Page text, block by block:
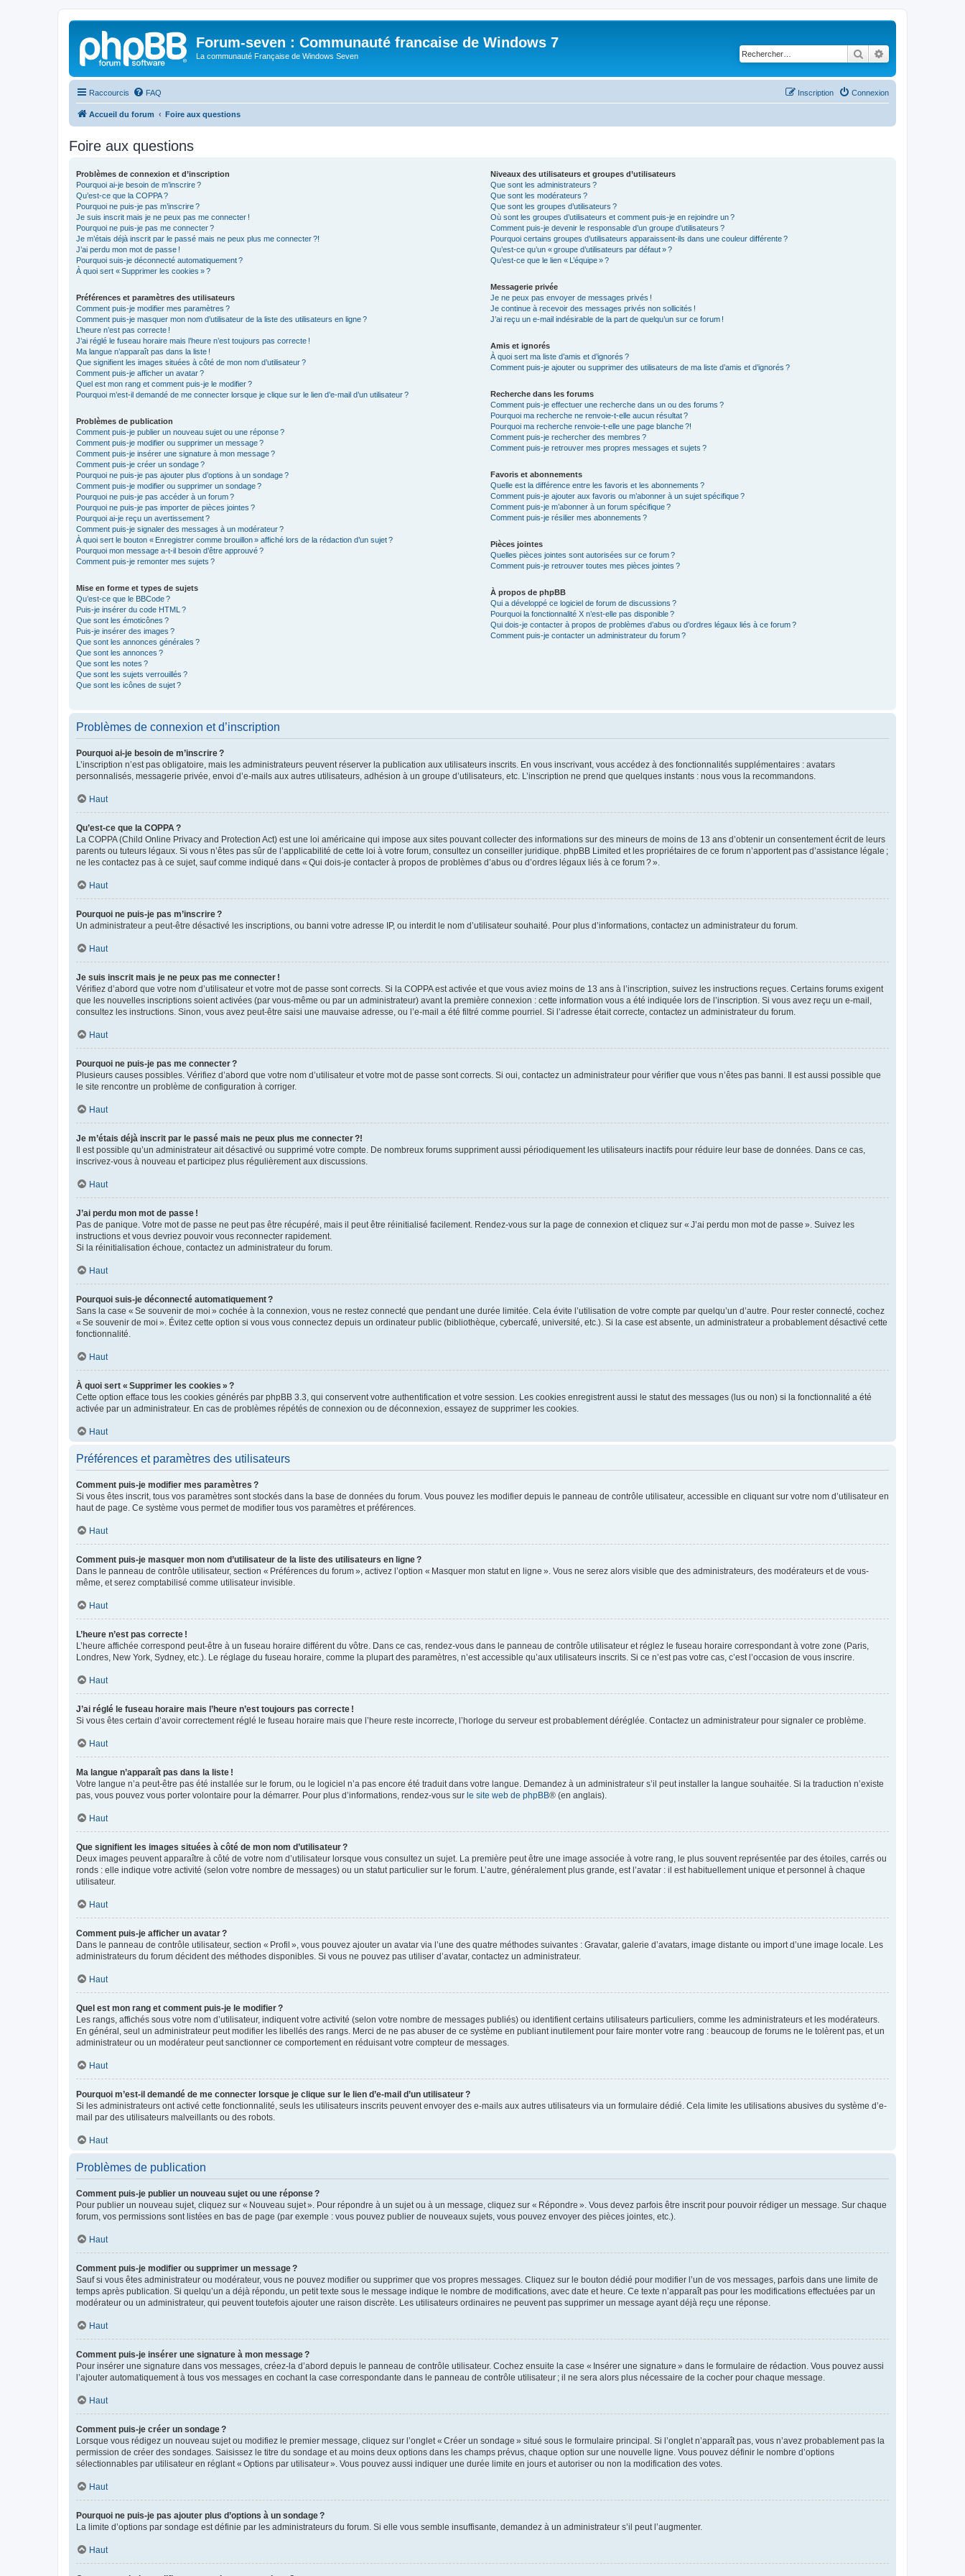
Forum-seven : Communauté francaise de Windows 7
La communauté Française de Windows Seven Rechercher
Raccourcis FAQ Connexion
Inscription
Accueil du forum Foire aux questions
Foire aux questions
Problèmes de connexion et d’inscription
Pourquoi ai-je besoin de m’inscrire ?
Qu’est-ce que la COPPA ?
Pourquoi ne puis-je pas m’inscrire ?
Je suis inscrit mais je ne peux pas me connecter !
Pourquoi ne puis-je pas me connecter ?
Je m’étais déjà inscrit par le passé mais ne peux plus me connecter ?!
J’ai perdu mon mot de passe !
Pourquoi suis-je déconnecté automatiquement ?
À quoi sert « Supprimer les cookies » ?
Préférences et paramètres des utilisateurs
Comment puis-je modifier mes paramètres ?
Comment puis-je masquer mon nom d’utilisateur de la liste des utilisateurs en ligne ?
L’heure n’est pas correcte !
J’ai réglé le fuseau horaire mais l’heure n’est toujours pas correcte !
Ma langue n’apparaît pas dans la liste !
Que signifient les images situées à côté de mon nom d’utilisateur ?
Comment puis-je afficher un avatar ?
Quel est mon rang et comment puis-je le modifier ?
Pourquoi m’est-il demandé de me connecter lorsque je clique sur le lien d’e-mail d’un utilisateur ?
Problèmes de publication
Comment puis-je publier un nouveau sujet ou une réponse ?
Comment puis-je modifier ou supprimer un message ?
Comment puis-je insérer une signature à mon message ?
Comment puis-je créer un sondage ?
Pourquoi ne puis-je pas ajouter plus d’options à un sondage ?
Comment puis-je modifier ou supprimer un sondage ?
Pourquoi ne puis-je pas accéder à un forum ?
Pourquoi ne puis-je pas importer de pièces jointes ?
Pourquoi ai-je reçu un avertissement ?
Comment puis-je signaler des messages à un modérateur ?
À quoi sert le bouton « Enregistrer comme brouillon » affiché lors de la rédaction d’un sujet ?
Pourquoi mon message a-t-il besoin d’être approuvé ?
Comment puis-je remonter mes sujets ?
Mise en forme et types de sujets
Qu’est-ce que le BBCode ?
Puis-je insérer du code HTML ?
Que sont les émoticônes ?
Puis-je insérer des images ?
Que sont les annonces générales ?
Que sont les annonces ?
Que sont les notes ?
Que sont les sujets verrouillés ?
Que sont les icônes de sujet ?
Niveaux des utilisateurs et groupes d’utilisateurs
Que sont les administrateurs ?
Que sont les modérateurs ?
Que sont les groupes d’utilisateurs ?
Où sont les groupes d’utilisateurs et comment puis-je en rejoindre un ?
Comment puis-je devenir le responsable d’un groupe d’utilisateurs ?
Pourquoi certains groupes d’utilisateurs apparaissent-ils dans une couleur différente ?
Qu’est-ce qu’un « groupe d’utilisateurs par défaut » ?
Qu’est-ce que le lien « L’équipe » ?
Messagerie privée
Je ne peux pas envoyer de messages privés !
Je continue à recevoir des messages privés non sollicités !
J’ai reçu un e-mail indésirable de la part de quelqu’un sur ce forum !
Amis et ignorés
À quoi sert ma liste d’amis et d’ignorés ?
Comment puis-je ajouter ou supprimer des utilisateurs de ma liste d’amis et d’ignorés ?
Recherche dans les forums
Comment puis-je effectuer une recherche dans un ou des forums ?
Pourquoi ma recherche ne renvoie-t-elle aucun résultat ?
Pourquoi ma recherche renvoie-t-elle une page blanche ?!
Comment puis-je rechercher des membres ?
Comment puis-je retrouver mes propres messages et sujets ?
Favoris et abonnements
Quelle est la différence entre les favoris et les abonnements ?
Comment puis-je ajouter aux favoris ou m’abonner à un sujet spécifique ?
Comment puis-je m’abonner à un forum spécifique ?
Comment puis-je résilier mes abonnements ?
Pièces jointes
Quelles pièces jointes sont autorisées sur ce forum ?
Comment puis-je retrouver toutes mes pièces jointes ?
À propos de phpBB
Qui a développé ce logiciel de forum de discussions ?
Pourquoi la fonctionnalité X n’est-elle pas disponible ?
Qui dois-je contacter à propos de problèmes d’abus ou d’ordres légaux liés à ce forum ?
Comment puis-je contacter un administrateur du forum ?
Problèmes de connexion et d’inscription
Pourquoi ai-je besoin de m’inscrire ?
L’inscription n’est pas obligatoire, mais les administrateurs peuvent réserver la publication aux utilisateurs inscrits. En vous inscrivant, vous accédez à des fonctionnalités supplémentaires : avatars
personnalisés, messagerie privée, envoi d’e-mails aux autres utilisateurs, adhésion à un groupe d’utilisateurs, etc. L’inscription ne prend que quelques instants : nous vous la recommandons.
Haut
Qu’est-ce que la COPPA ?
La COPPA (Child Online Privacy and Protection Act) est une loi américaine qui impose aux sites pouvant collecter des informations sur des mineurs de moins de 13 ans d’obtenir un consentement écrit de leurs
parents ou tuteurs légaux. Si vous n’êtes pas sûr de l’applicabilité de cette loi à votre forum, consultez un conseiller juridique. phpBB Limited et les propriétaires de ce forum n’apportent pas d’assistance légale ;
ne les contactez pas à ce sujet, sauf comme indiqué dans « Qui dois-je contacter à propos de problèmes d’abus ou d’ordres légaux liés à ce forum ? ».
Haut
Pourquoi ne puis-je pas m’inscrire ?
Un administrateur a peut-être désactivé les inscriptions, ou banni votre adresse IP, ou interdit le nom d’utilisateur souhaité. Pour plus d’informations, contactez un administrateur du forum.
Haut
Je suis inscrit mais je ne peux pas me connecter !
Vérifiez d’abord que votre nom d’utilisateur et votre mot de passe sont corrects. Si la COPPA est activée et que vous aviez moins de 13 ans à l’inscription, suivez les instructions reçues. Certains forums exigent
que les nouvelles inscriptions soient activées (par vous-même ou par un administrateur) avant la première connexion : cette information vous a été indiquée lors de l’inscription. Si vous avez reçu un e-mail,
consultez les instructions. Sinon, vous avez peut-être saisi une mauvaise adresse, ou l’e-mail a été filtré comme pourriel. Si l’adresse était correcte, contactez un administrateur du forum.
Haut
Pourquoi ne puis-je pas me connecter ?
Plusieurs causes possibles. Vérifiez d’abord que votre nom d’utilisateur et votre mot de passe sont corrects. Si oui, contactez un administrateur pour vérifier que vous n’êtes pas banni. Il est aussi possible que
le site rencontre un problème de configuration à corriger.
Haut
Je m’étais déjà inscrit par le passé mais ne peux plus me connecter ?!
Il est possible qu’un administrateur ait désactivé ou supprimé votre compte. De nombreux forums suppriment aussi périodiquement les utilisateurs inactifs pour réduire leur base de données. Dans ce cas,
inscrivez-vous à nouveau et participez plus régulièrement aux discussions.
Haut
J’ai perdu mon mot de passe !
Pas de panique. Votre mot de passe ne peut pas être récupéré, mais il peut être réinitialisé facilement. Rendez-vous sur la page de connexion et cliquez sur « J’ai perdu mon mot de passe ». Suivez les
instructions et vous devriez pouvoir vous reconnecter rapidement.
Si la réinitialisation échoue, contactez un administrateur du forum.
Haut
Pourquoi suis-je déconnecté automatiquement ?
Sans la case « Se souvenir de moi » cochée à la connexion, vous ne restez connecté que pendant une durée limitée. Cela évite l’utilisation de votre compte par quelqu’un d’autre. Pour rester connecté, cochez
« Se souvenir de moi ». Évitez cette option si vous vous connectez depuis un ordinateur public (bibliothèque, cybercafé, université, etc.). Si la case est absente, un administrateur a probablement désactivé cette
fonctionnalité.
Haut
À quoi sert « Supprimer les cookies » ?
Cette option efface tous les cookies générés par phpBB 3.3, qui conservent votre authentification et votre session. Les cookies enregistrent aussi le statut des messages (lus ou non) si la fonctionnalité a été
activée par un administrateur. En cas de problèmes répétés de connexion ou de déconnexion, essayez de supprimer les cookies.
Haut
Préférences et paramètres des utilisateurs
Comment puis-je modifier mes paramètres ?
Si vous êtes inscrit, tous vos paramètres sont stockés dans la base de données du forum. Vous pouvez les modifier depuis le panneau de contrôle utilisateur, accessible en cliquant sur votre nom d’utilisateur en
haut de page. Ce système vous permet de modifier tous vos paramètres et préférences.
Haut
Comment puis-je masquer mon nom d’utilisateur de la liste des utilisateurs en ligne ?
Dans le panneau de contrôle utilisateur, section « Préférences du forum », activez l’option « Masquer mon statut en ligne ». Vous ne serez alors visible que des administrateurs, des modérateurs et de vous-
même, et serez comptabilisé comme utilisateur invisible.
Haut
L’heure n’est pas correcte !
L’heure affichée correspond peut-être à un fuseau horaire différent du vôtre. Dans ce cas, rendez-vous dans le panneau de contrôle utilisateur et réglez le fuseau horaire correspondant à votre zone (Paris,
Londres, New York, Sydney, etc.). Le réglage du fuseau horaire, comme la plupart des paramètres, n’est accessible qu’aux utilisateurs inscrits. Si ce n’est pas votre cas, c’est l’occasion de vous inscrire.
Haut
J’ai réglé le fuseau horaire mais l’heure n’est toujours pas correcte !
Si vous êtes certain d’avoir correctement réglé le fuseau horaire mais que l’heure reste incorrecte, l’horloge du serveur est probablement déréglée. Contactez un administrateur pour signaler ce problème.
Haut
Ma langue n’apparaît pas dans la liste !
Votre langue n’a peut-être pas été installée sur le forum, ou le logiciel n’a pas encore été traduit dans votre langue. Demandez à un administrateur s’il peut installer la langue souhaitée. Si la traduction n’existe
pas, vous pouvez vous porter volontaire pour la démarrer. Pour plus d’informations, rendez-vous sur le site web de phpBB® (en anglais).
Haut
Que signifient les images situées à côté de mon nom d’utilisateur ?
Deux images peuvent apparaître à côté de votre nom d’utilisateur lorsque vous consultez un sujet. La première peut être une image associée à votre rang, le plus souvent représentée par des étoiles, carrés ou
ronds : elle indique votre activité (selon votre nombre de messages) ou un statut particulier sur le forum. L’autre, généralement plus grande, est l’avatar : il est habituellement unique et personnel à chaque
utilisateur.
Haut
Comment puis-je afficher un avatar ?
Dans le panneau de contrôle utilisateur, section « Profil », vous pouvez ajouter un avatar via l’une des quatre méthodes suivantes : Gravatar, galerie d’avatars, image distante ou import d’une image locale. Les
administrateurs du forum décident des méthodes disponibles. Si vous ne pouvez pas utiliser d’avatar, contactez un administrateur.
Haut
Quel est mon rang et comment puis-je le modifier ?
Les rangs, affichés sous votre nom d’utilisateur, indiquent votre activité (selon votre nombre de messages publiés) ou identifient certains utilisateurs particuliers, comme les administrateurs et les modérateurs.
En général, seul un administrateur peut modifier les libellés des rangs. Merci de ne pas abuser de ce système en publiant inutilement pour faire monter votre rang : beaucoup de forums ne le tolèrent pas, et un
administrateur ou un modérateur peut sanctionner ce comportement en réduisant votre compteur de messages.
Haut
Pourquoi m’est-il demandé de me connecter lorsque je clique sur le lien d’e-mail d’un utilisateur ?
Si les administrateurs ont activé cette fonctionnalité, seuls les utilisateurs inscrits peuvent envoyer des e-mails aux autres utilisateurs via un formulaire dédié. Cela limite les utilisations abusives du système d’e-
mail par des utilisateurs malveillants ou des robots.
Haut
Problèmes de publication
Comment puis-je publier un nouveau sujet ou une réponse ?
Pour publier un nouveau sujet, cliquez sur « Nouveau sujet ». Pour répondre à un sujet ou à un message, cliquez sur « Répondre ». Vous devez parfois être inscrit pour pouvoir rédiger un message. Sur chaque
forum, vos permissions sont listées en bas de page (par exemple : vous pouvez publier de nouveaux sujets, vous pouvez envoyer des pièces jointes, etc.).
Haut
Comment puis-je modifier ou supprimer un message ?
Sauf si vous êtes administrateur ou modérateur, vous ne pouvez modifier ou supprimer que vos propres messages. Cliquez sur le bouton dédié pour modifier l’un de vos messages, parfois dans une limite de
temps après publication. Si quelqu’un a déjà répondu, un petit texte sous le message indique le nombre de modifications, avec date et heure. Ce texte n’apparaît pas pour les modifications effectuées par un
modérateur ou un administrateur, qui peuvent toutefois ajouter une raison discrète. Les utilisateurs ordinaires ne peuvent pas supprimer un message ayant déjà reçu une réponse.
Haut
Comment puis-je insérer une signature à mon message ?
Pour insérer une signature dans vos messages, créez-la d’abord depuis le panneau de contrôle utilisateur. Cochez ensuite la case « Insérer une signature » dans le formulaire de rédaction. Vous pouvez aussi
l’ajouter automatiquement à tous vos messages en cochant la case correspondante dans le panneau de contrôle utilisateur ; il ne sera alors plus nécessaire de la cocher pour chaque message.
Haut
Comment puis-je créer un sondage ?
Lorsque vous rédigez un nouveau sujet ou modifiez le premier message, cliquez sur l’onglet « Créer un sondage » situé sous le formulaire principal. Si l’onglet n’apparaît pas, vous n’avez probablement pas la
permission de créer des sondages. Saisissez le titre du sondage et au moins deux options dans les champs prévus, chaque option sur une nouvelle ligne. Vous pouvez définir le nombre d’options
sélectionnables par utilisateur en réglant « Options par utilisateur ». Vous pouvez aussi indiquer une durée limite en jours et autoriser ou non la modification des votes.
Haut
Pourquoi ne puis-je pas ajouter plus d’options à un sondage ?
La limite d’options par sondage est définie par les administrateurs du forum. Si elle vous semble insuffisante, demandez à un administrateur s’il peut l’augmenter.
Haut